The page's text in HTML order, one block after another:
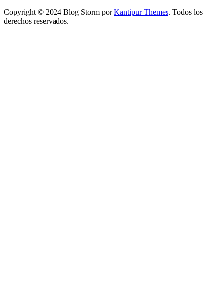
Copyright © 2024 Blog Storm porKantipur Themes. Todos los
derechos reservados.